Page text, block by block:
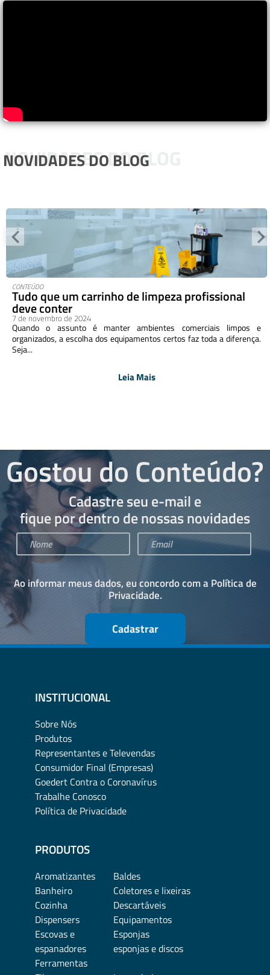
NOVIDADES DO BLOG
NOVIDADES DO BLOG
CONTEÚDO
Tudo que um carrinho de limpeza profissional
deve conter
7 de novembro de 2024
Quando o assunto é manter ambientes comerciais limpos e
organizados, a escolha dos equipamentos certos faz toda a diferença.
Seja...
Leia Mais
Gostou do Conteúdo?
Cadastre seu e-mail e
fique por dentro de nossas novidades
Ao informar meus dados, eu concordo com aPolítica de
Privacidade.
Cadastrar
INSTITUCIONAL
Sobre Nós
Produtos
Representantes e Televendas
Consumidor Final (Empresas)
Goedert Contra o Coronavírus
Trabalhe Conosco
Política de Privacidade
PRODUTOS
Aromatizantes
Baldes
Banheiro
Coletores e lixeiras
Cozinha
Descartáveis
Dispensers
Equipamentos
Escovas e
espanadores
Esponjas
esponjas e discos
Ferramentas